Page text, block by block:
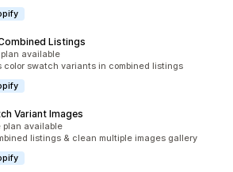
Listings
plan available
color swatch variants in combined listings
Variant Images
plan available
listings & clean multiple images gallery